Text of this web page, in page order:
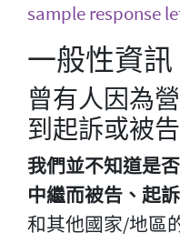
sample response
一般性資訊
曾有人因為
到起訴或被
我們並不知道是
中繼而被告、起
和其他國家/地區